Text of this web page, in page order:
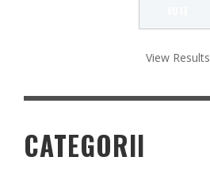
View Results
CATEGORII